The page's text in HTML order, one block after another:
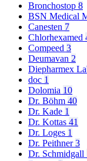
Bronchostop 8
BSN Medical
Canesten 7
Chlorhexamed
Compeed 3
Deumavan 2
Diepharmex
doc 1
Dolomia 10
Dr. Böhm 40
Dr. Kade 1
Dr. Kottas 41
Dr. Loges 1
Dr. Peithner3
Dr. Schmidgall